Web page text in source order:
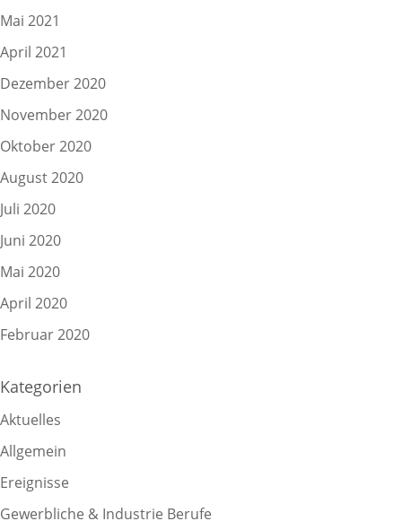
Mai 2021
April 2021
Dezember 2020
November 2020
Oktober 2020
August 2020
Juli 2020
Juni 2020
Mai 2020
April 2020
Februar 2020
Kategorien
Aktuelles
Allgemein
Ereignisse
Gewerbliche & Industrie Berufe